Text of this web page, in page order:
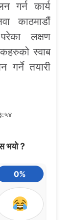
गर्न कार्य
काठमाडौं
लक्षण
स्वाब
गर्ने तयारी
भयो ?
0%